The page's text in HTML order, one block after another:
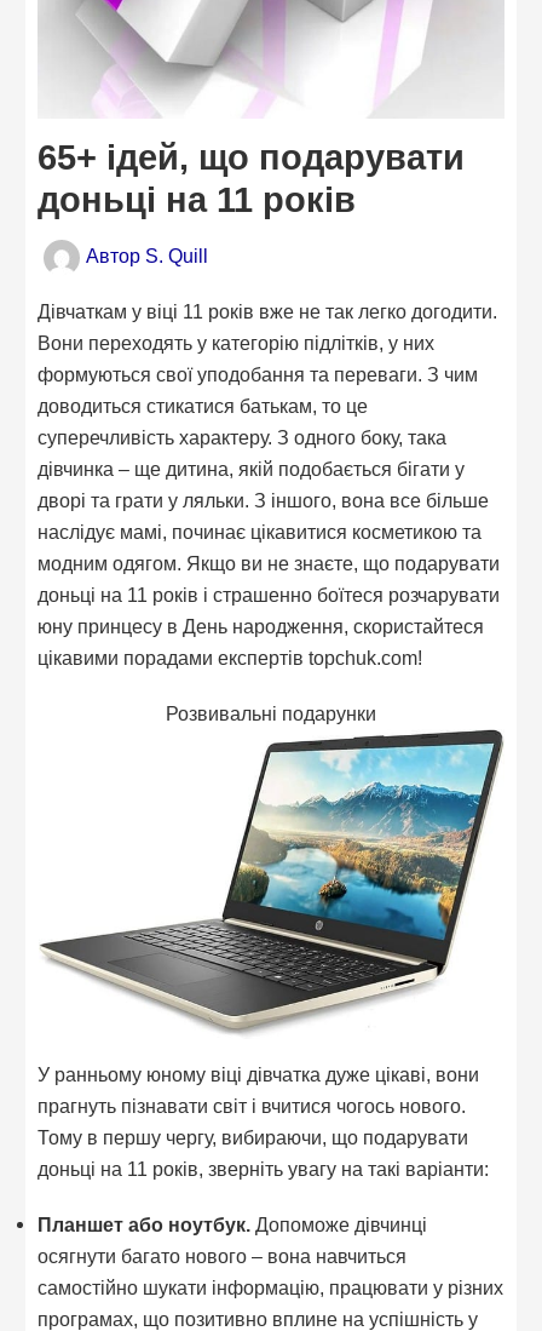
65+ ідей, що подарувати
доньці на 11 років
Автор S. Quill
Дівчаткам у віці 11 років вже не так легко догодити.
Вони переходять у категорію підлітків, у них
формуються свої уподобання та переваги. З чим
доводиться стикатися батькам, то це
суперечливість характеру. З одного боку, така
дівчинка – ще дитина, якій подобається бігати у
дворі та грати у ляльки. З іншого, вона все більше
наслідує мамі, починає цікавитися косметикою та
модним одягом. Якщо ви не знаєте, що подарувати
доньці на 11 років і страшенно боїтеся розчарувати
юну принцесу в День народження, скористайтеся
цікавими порадами експертів topchuk.com!
Розвивальні подарунки
У ранньому юному віці дівчатка дуже цікаві, вони
прагнуть пізнавати світ і вчитися чогось нового.
Тому в першу чергу, вибираючи, що подарувати
доньці на 11 років, зверніть увагу на такі варіанти:
Планшет або ноутбук. Допоможе дівчинці
осягнути багато нового – вона навчиться
самостійно шукати інформацію, працювати у різних
програмах, що позитивно вплине на успішність у